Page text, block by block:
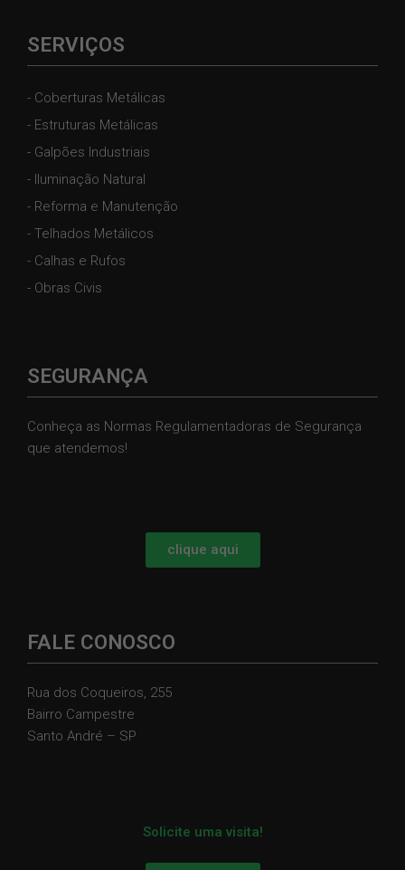
SERVIÇOS
- Coberturas Metálicas
- Estruturas Metálicas
- Galpões Industriais
- Iluminação Natural
- Reforma e Manutenção
- Telhados Metálicos
- Calhas e Rufos
- Obras Civis
SEGURANÇA
Conheça as Normas Regulamentadoras de Segurança
que atendemos!
clique aqui
FALE CONOSCO
Rua dos Coqueiros, 255
Bairro Campestre
Santo André – SP
Solicite uma visita!